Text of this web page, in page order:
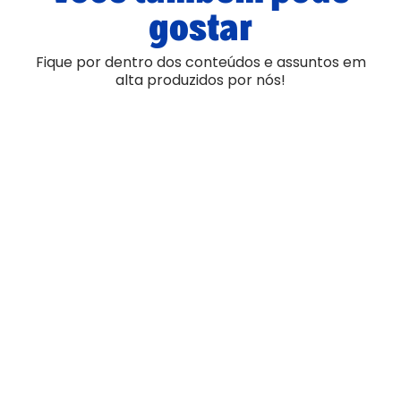
gostar
Fique por dentro dos conteúdos e assuntos em
alta produzidos por nós!